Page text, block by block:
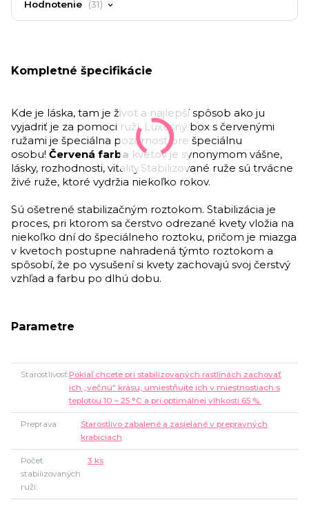
Hodnotenie 31
Kompletné špecifikácie
Kde je láska, tam je život a najlepší spôsob ako ju
vyjadriť je za pomoci ruží. Luxusný box s červenými
ružami je špeciálna pozornosť pre špeciálnu
osobu! Červená farba kvetov je synonymom vášne,
lásky, rozhodnosti, vitality.Stabilizované ruže sú trvácne
živé ruže, ktoré vydržia niekoľko rokov.
Sú ošetrené stabilizačným roztokom. Stabilizácia je
proces, pri ktorom sa čerstvo odrezané kvety vložia na
niekoľko dní do špeciálneho roztoku, pričom je miazga
v kvetoch postupne nahradená týmto roztokom a
spôsobí, že po vysušení si kvety zachovajú svoj čerstvý
vzhľad a farbu po dlhú dobu.
Parametre
StarostlivosťPokiaľ chcete pri stabilizovaných rastlinách zachovať
ich „večnú“ krásu, umiestňujte ich v miestnostiach s
teplotou 10 – 25 °C a pri optimálnej vlhkosti 65 %.
Preprava
Starostlivo zabalené a zasielané v prepravných
krabiciach
Počet
stabilizovaných
ruží
3 ks